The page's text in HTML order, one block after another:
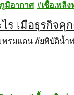
มิอากาศ เชื้อเพลิ
ไร เมื่อธุรกิจ
พรมแดน ภัยพิบัติน้ำ